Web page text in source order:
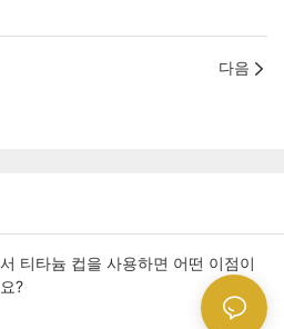
다음
티타늄 컵을 사용하면 어떤 이점이
?